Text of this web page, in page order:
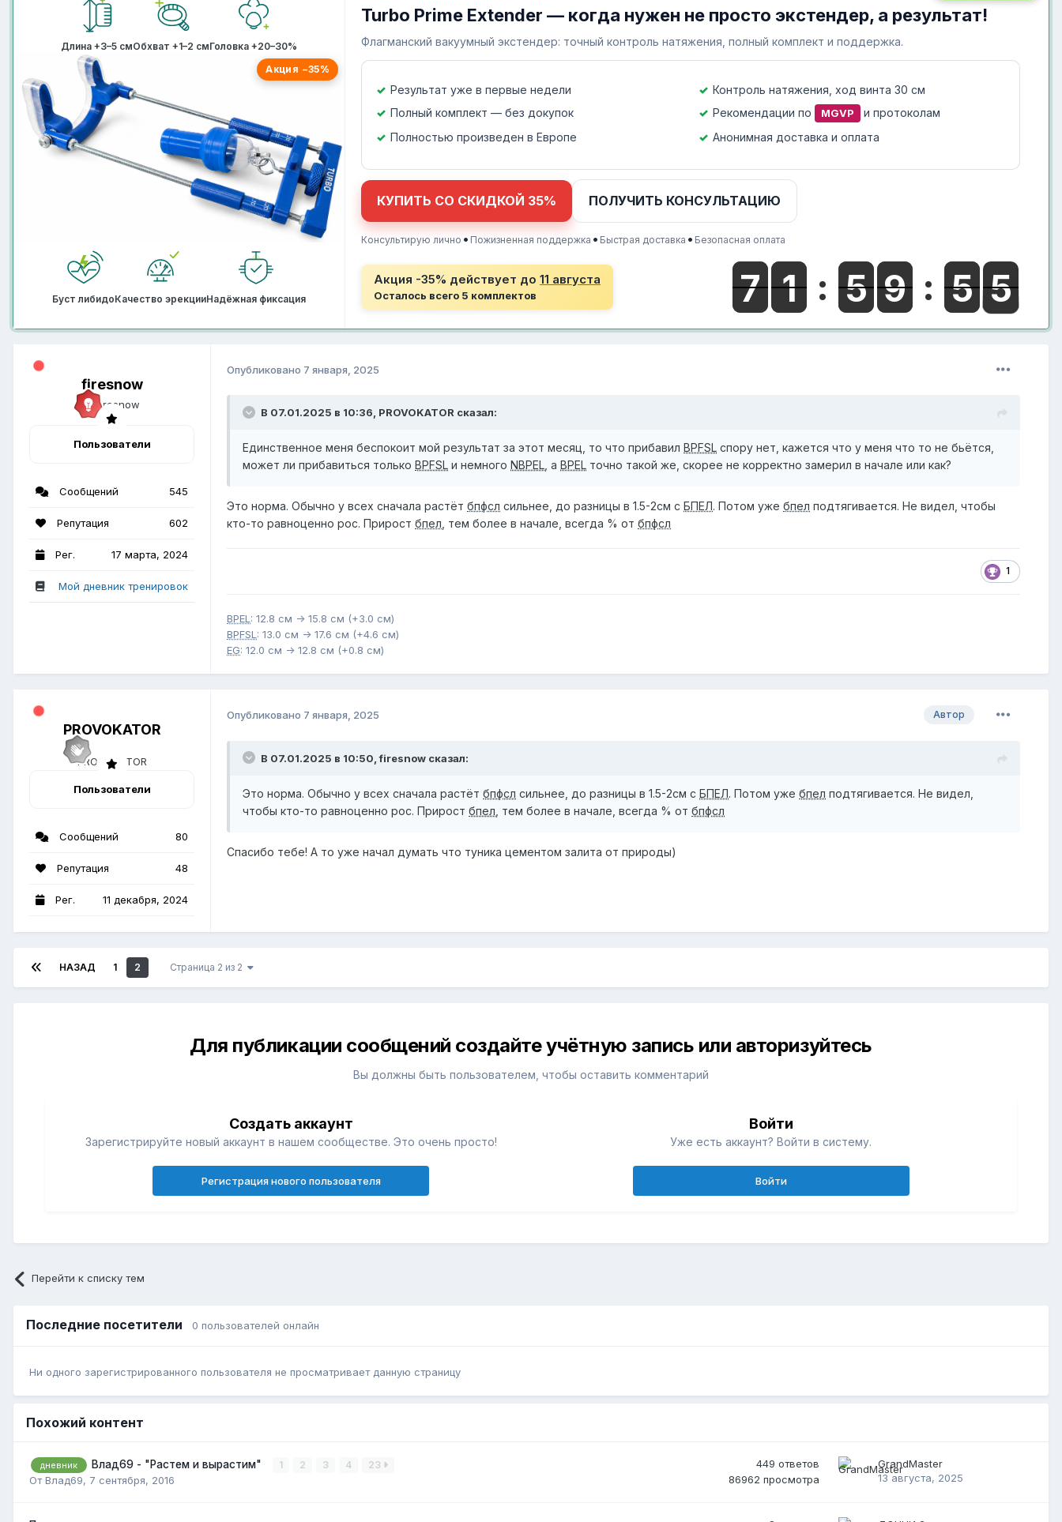
Длина +3–5 смОбхват +1–2 смГоловка +20–30%
Акция −35%
Буст либидоКачество эрекцииНадёжная фиксация
Turbo Prime Extender — когда нужен не просто экстендер, а результат!
Флагманский вакуумный экстендер: точный контроль натяжения, полный комплект и поддержка.
Результат уже в первые недели
Контроль натяжения, ход винта 30 см
Полный комплект — без докупок
Рекомендации по MGVP
и протоколам
Полностью произведен в Европе
Анонимная доставка и оплата
КУПИТЬ СО СКИДКОЙ 35% ПОЛУЧИТЬ КОНСУЛЬТАЦИЮ
Консультирую лично • Пожизненная поддержка • Быстрая доставка • Безопасная оплата
Акция -35% действует до 11 августа
Осталось всего 5 комплектов
firesnow
Пользователи
Сообщений 545
Репутация 602
Рег. 17 марта, 2024
Мой дневник тренировок
Опубликовано 7 января, 2025
В 07.01.2025 в 10:36, PROVOKATOR сказал:
Единственное меня беспокоит мой результат за этот месяц, то что прибавил BPFSL спору нет, кажется что у меня что то не бьётся,
может ли прибавиться только BPFSL и немного NBPEL , а BPEL точно такой же, скорее не корректно замерил в начале или как?
Это норма. Обычно у всех сначала растёт бпфсл сильнее, до разницы в 1.5-2см с БПЕЛ. Потом уже бпел подтягивается. Не видел, чтобы
кто-то равноценно рос. Прирост бпел , тем более в начале, всегда % от бпфсл
1
BPEL: 12.8 см -> 15.8 см (+3.0 см)
BPFSL: 13.0 см -> 17.6 см (+4.6 см)
EG: 12.0 см -> 12.8 см (+0.8 см)
PROVOKATOR
Пользователи
Сообщений 80
Репутация 48
Рег. 11 декабря, 2024
Автор
Опубликовано 7 января, 2025
В 07.01.2025 в 10:50, firesnow сказал:
Это норма. Обычно у всех сначала растёт бпфсл сильнее, до разницы в 1.5-2см с БПЕЛ. Потом уже бпел подтягивается. Не видел,
чтобы кто-то равноценно рос. Прирост бпел , тем более в начале, всегда % от бпфсл
Спасибо тебе! А то уже начал думать что туника цементом залита от природы)
НАЗАД 1 2 Страница 2 из 2
Для публикации сообщений создайте учётную запись или авторизуйтесь
Вы должны быть пользователем, чтобы оставить комментарий
Создать аккаунт
Зарегистрируйте новый аккаунт в нашем сообществе. Это очень просто!
Регистрация нового пользователя
Войти
Уже есть аккаунт? Войти в систему.
Войти
Перейти к списку тем
Последние посетители 0 пользователей онлайн
Ни одного зарегистрированного пользователя не просматривает данную страницу
Похожий контент
дневник Влад69 - "Растем и вырастим" 1 2 3 4 23
От Влад69, 7 сентября, 2016
449 ответов
86962 просмотра
GrandMaster
13 августа, 2025